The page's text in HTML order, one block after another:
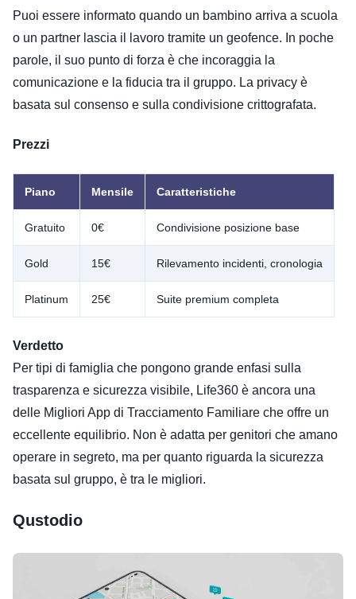
Puoi essere informato quando un bambino arriva a scuola
o un partner lascia il lavoro tramite un geofence. In poche
parole, il suo punto di forza è che incoraggia la
comunicazione e la fiducia tra il gruppo. La privacy è
basata sul consenso e sulla condivisione crittografata.
Prezzi
Piano Mensile Caratteristiche
Gratuito 0€ Condivisione posizione base
Gold 15€ Rilevamento incidenti, cronologia
Platinum 25€ Suite premium completa
Verdetto
Per tipi di famiglia che pongono grande enfasi sulla
trasparenza e sicurezza visibile, Life360 è ancora una
delle Migliori App di Tracciamento Familiare che offre un
eccellente equilibrio. Non è adatta per genitori che amano
operare in segreto, ma per quanto riguarda la sicurezza
basata sul gruppo, è tra le migliori.
Qustodio